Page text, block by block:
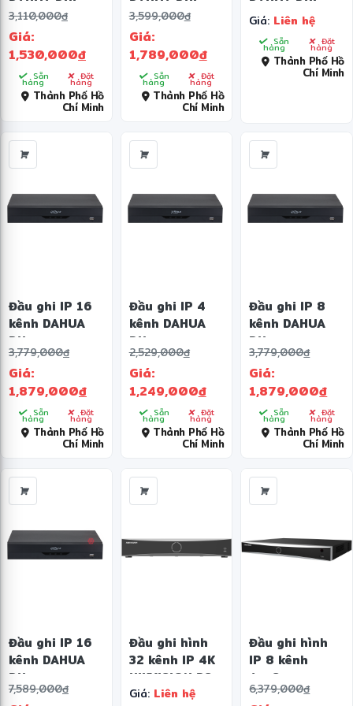
DAHUA DHI-
NVR2108HS-
4KS3
3,110,000đ
Giá:
1,530,000đ
Sẵn
hàng Đặt
hàng
Thành Phố Hồ
Chí Minh
DAHUA DHI-
NVR2116HS-
4KS3
3,599,000đ
Giá:
1,789,000đ
Sẵn
hàng Đặt
hàng
Thành Phố Hồ
Chí Minh
DAHUA DHI-
NVR2104HS-
P-4KS3
Giá: Liên hệ
Sẵn
hàng Đặt
hàng
Thành Phố Hồ
Chí Minh
Đầu ghi IP 16
kênh DAHUA
DH-
XVR4116HS-
I/T
3,779,000đ
Giá:
1,879,000đ
Sẵn
hàng Đặt
hàng
Thành Phố Hồ
Chí Minh
Đầu ghi IP 4
kênh DAHUA
DH-
XVR5104HS-
I3/T
2,529,000đ
Giá:
1,249,000đ
Sẵn
hàng Đặt
hàng
Thành Phố Hồ
Chí Minh
Đầu ghi IP 8
kênh DAHUA
DH-
XVR5108HS-
I3/T
3,779,000đ
Giá:
1,879,000đ
Sẵn
hàng Đặt
hàng
Thành Phố Hồ
Chí Minh
Đầu ghi IP 16
kênh DAHUA
DH-
XVR5116HS-
7,589,000đ
Đầu ghi hình
32 kênh IP 4K
HIKVISION DS-
7732NI-
Giá: Liên hệ
Đầu ghi hình
IP 8 kênh
AcuSense
HIKVISION DS-
6,379,000đ